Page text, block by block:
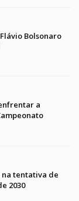
Bolsonaro
a
tentativa de
2030